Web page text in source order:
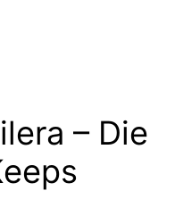
– Die